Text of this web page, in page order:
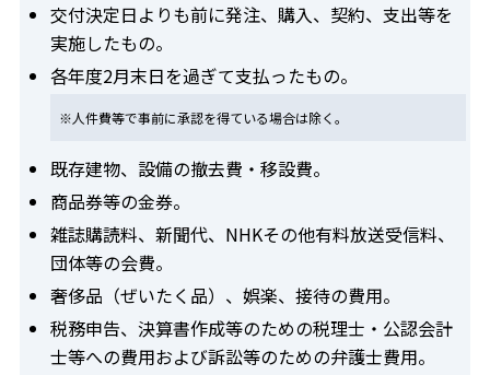
交付決定日よりも前に発注、購入、契約、支出等を
実施したもの。
各年度2月末日を過ぎて支払ったもの。
※人件費等で事前に承認を得ている場合は除く。
既存建物、設備の撤去費・移設費。
商品券等の金券。
雑誌購読料、新聞代、NHKその他有料放送受信料、
団体等の会費。
奢侈品（ぜいたく品）、娯楽、接待の費用。
税務申告、決算書作成等のための税理士・公認会計
士等への費用および訴訟等のための弁護士費用。